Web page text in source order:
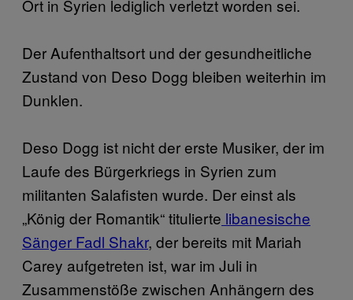
Ort in Syrien lediglich verletzt worden sei.
Der Aufenthaltsort und der gesundheitliche
Zustand von Deso Dogg bleiben weiterhin im
Dunklen.
Deso Dogg ist nicht der erste Musiker, der im
Laufe des Bürgerkriegs in Syrien zum
militanten Salafisten wurde. Der einst als
„König der Romantik“ titulierte libanesische
Sänger Fadl Shakr, der bereits mit Mariah
Carey aufgetreten ist, war im Juli in
Zusammenstöße zwischen Anhängern des